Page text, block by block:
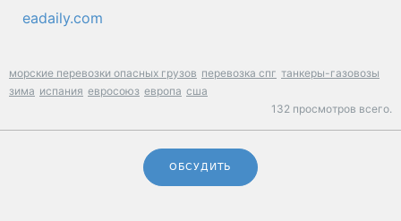
eadaily.com
морские перевозки опасных грузов перевозка спг танкеры-газовозы
зима испания евросоюз европа сша
132 просмотров всего.
ОБСУДИТЬ